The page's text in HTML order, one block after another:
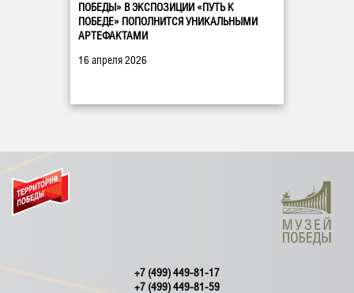
ПОБЕДЫ» В ЭКСПОЗИЦИИ «ПУТЬ К
ПОБЕДЕ» ПОПОЛНИТСЯ УНИКАЛЬНЫМИ
АРТЕФАКТАМИ
16 апреля 2026
+7 (499) 449-81-17
+7 (499) 449-81-59